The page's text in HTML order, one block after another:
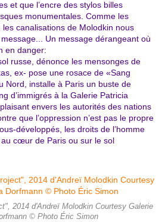
et que l’encre des stylos billes
monumentales. Comme les
canalisations de Molodkin nous
Un message dérangeant où
en danger:
russe, dénonce les mensonges de
ex- pose une rosace de «Sang
Nord, installe à Paris un buste de
d’immigrés à la Galerie Patricia
envers les autorités des nations
que l’oppression n’est pas le propre
développés, les droits de l’homme
cœur de Paris ou sur le sol
2014 d'Andreï Molodkin Courtesy Galerie
© Photo Éric Simon